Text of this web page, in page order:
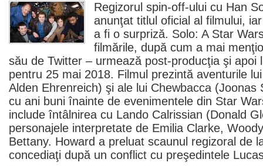
Regizorul spin-off-ului cu Han
anunţat titlul oficial al filmului,
a fi o surpriză. Solo: A Star
filmările, după cum a mai
său de Twitter – urmează post-producţia şi apoi
pentru 25 mai 2018. Filmul prezintă aventurile
Alden Ehrenreich) şi ale lui Chewbacca (Joonas
cu ani buni înainte de evenimentele din Star
include întâlnirea cu Lando Calrissian (Donald
personajele interpretate de Emilia Clarke,
Bettany. Howard a preluat scaunul regizoral de
concediaţi după un conflict cu preşedintele